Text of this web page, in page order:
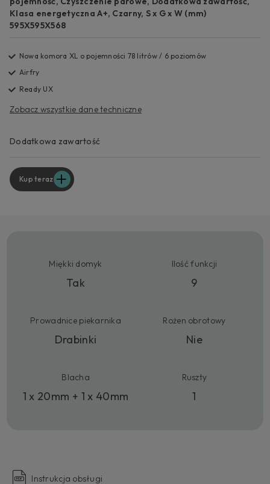
Klasa energetyczna A+, Czarny, S x G x W (mm)
595X595X568
Nowa komora XL o pojemności 78 litrów / 6 poziomów
Airfry
Ready UX
Zobacz wszystkie dane techniczne
Dodatkowa zawartość
Kup teraz
Miękki domyk
Tak
Ilość funkcji
9
Prowadnice piekarnika
Drabinki
Rożen obrotowy
Nie
Blacha
1 x 20mm + 1 x 40mm
Ruszty
1
Instrukcja obsługi